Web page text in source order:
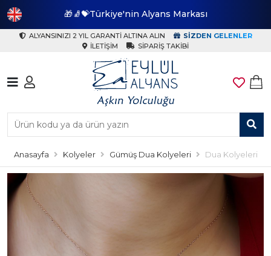
🎁🧦💝Türkiye'nin Alyans Markası
ALYANSINIZI 2 YIL GARANTI ALTINA ALIN
SIZDEN GELENLER
İLETIŞIM
SIPARIŞ TAKIBI
Anasayfa Kolyeler Gümüş Dua Kolyeleri Dua Kolyeleri